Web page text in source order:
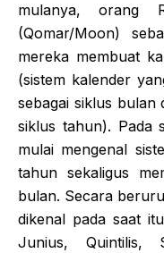
mulanya, orang
(Qomar/Moon)
mereka membuat
(sistem kalender
sebagai siklus bulan
siklus tahun). Pada
mulai mengenal
tahun sekaligus
bulan. Secara
dikenal pada saat
Junius, Quintilis,